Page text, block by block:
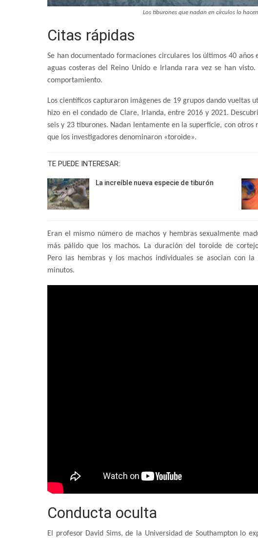
Los tiburones que nadan en círculos lo
Citas rápidas
Se han documentado formaciones circulares los últimos 40
aguas costeras del Reino Unido e Irlanda rara vez se han
comportamiento.
Los científicos capturaron imágenes de 19 grupos dando vueltas
hizo en el condado de Clare, Irlanda, entre 2016 y 2021.
seis y 23 tiburones. Nadan lentamente en la superficie, con
que los investigadores denominaron «toroide».
TE PUEDE INTERESAR:
La increíble nueva especie de tiburón
Eran el mismo número de machos y hembras sexualmente
más pálido que los machos. La duración del toroide de
Pero las hembras y los machos individuales se asocian con
minutos.
Conducta oculta
El profesor David Sims, de la Universidad de Southampton lo